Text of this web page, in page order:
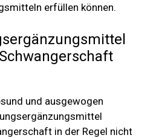
erfüllen können.
und ausgewogen
in der Regel nicht